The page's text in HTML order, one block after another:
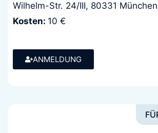
Wilhelm-Str. 24/III, 80331 München
Kosten: 10 €
ANMELDUNG